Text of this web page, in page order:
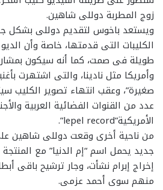
زوج المطربة دوللى شاهين.
ويستعد باخوس لتقديم دوللى بشكل
الكليبات التى قدمتها، خاصة وأن
طويلة فى صمت، كما أنه سيكون
وأمريكا مثل نادينا، والتى اشتهرت
صغيرة”، وعقب انتهاء تصوير الكليب
عدد من القنوات الفضائية العربية
الأمريكية”lepel record”.
من ناحية أخرى وقعت دوللى شاهين
جديد يحمل اسم “إم الدنيا” مع
إخراج إبرام نشأت، وجار ترشيح باقى
منهم سوى أحمد عزمى.